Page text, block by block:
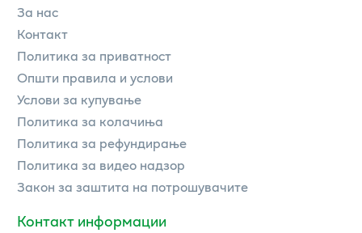
За нас
Контакт
Политика за приватност
Општи правила и услови
Услови за купување
Политика за колачиња
Политика за рефундирање
Политика за видео надзор
Закон за заштита на потрошувачите
Контакт информации